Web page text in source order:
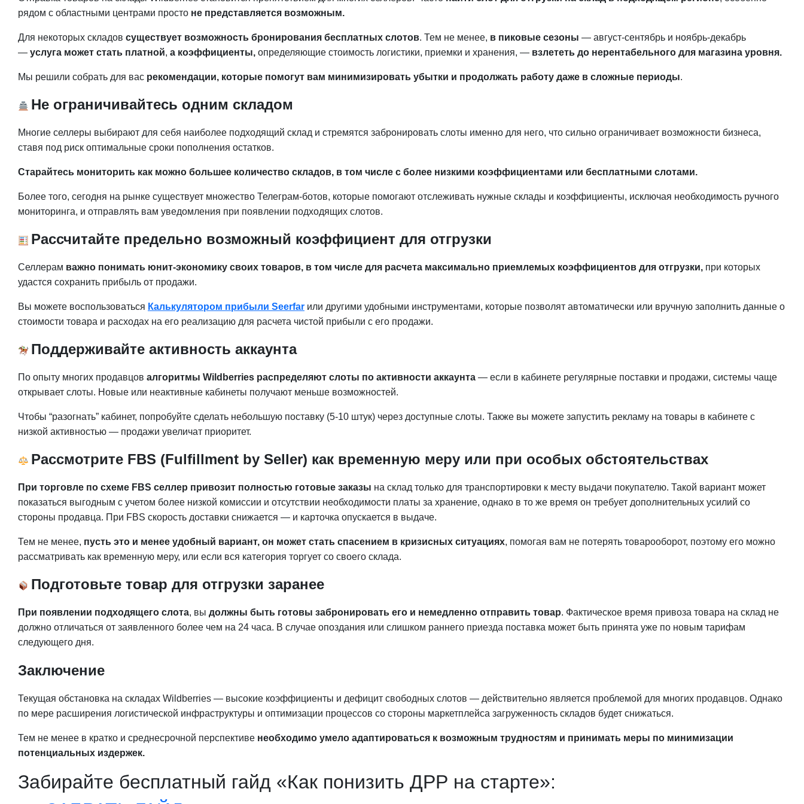
рядом с областными центрами просто не представляется возможным.
Для некоторых складов существует возможность бронирования бесплатных слотов. Тем не менее, в пиковые сезоны — август-сентябрь и ноябрь-декабрь
— услуга может стать платной, а коэффициенты, определяющие стоимость логистики, приемки и хранения, — взлететь до нерентабельного для магазина уровня.
Мы решили собрать для вас рекомендации, которые помогут вам минимизировать убытки и продолжать работу даже в сложные периоды.
Не ограничивайтесь одним складом
Многие селлеры выбирают для себя наиболее подходящий склад и стремятся забронировать слоты именно для него, что сильно ограничивает возможности бизнеса,
ставя под риск оптимальные сроки пополнения остатков.
Старайтесь мониторить как можно большее количество складов, в том числе с более низкими коэффициентами или бесплатными слотами.
Более того, сегодня на рынке существует множество Телеграм-ботов, которые помогают отслеживать нужные склады и коэффициенты, исключая необходимость ручного
мониторинга, и отправлять вам уведомления при появлении подходящих слотов.
Рассчитайте предельно возможный коэффициент для отгрузки
Селлерам важно понимать юнит-экономику своих товаров, в том числе для расчета максимально приемлемых коэффициентов для отгрузки, при которых
удастся сохранить прибыль от продажи.
Вы можете воспользоваться Калькулятором прибыли Seerfar или другими удобными инструментами, которые позволят автоматически или вручную заполнить данные о
стоимости товара и расходах на его реализацию для расчета чистой прибыли с его продажи.
Поддерживайте активность аккаунта
По опыту многих продавцов алгоритмы Wildberries распределяют слоты по активности аккаунта — если в кабинете регулярные поставки и продажи, системы чаще
открывает слоты. Новые или неактивные кабинеты получают меньше возможностей.
Чтобы “разогнать” кабинет, попробуйте сделать небольшую поставку (5-10 штук) через доступные слоты. Также вы можете запустить рекламу на товары в кабинете с
низкой активностью — продажи увеличат приоритет.
Рассмотрите FBS (Fulfillment by Seller) как временную меру или при особых обстоятельствах
При торговле по схеме FBS селлер привозит полностью готовые заказы на склад только для транспортировки к месту выдачи покупателю. Такой вариант может
показаться выгодным с учетом более низкой комиссии и отсутствии необходимости платы за хранение, однако в то же время он требует дополнительных усилий со
стороны продавца. При FBS скорость доставки снижается — и карточка опускается в выдаче.
Тем не менее, пусть это и менее удобный вариант, он может стать спасением в кризисных ситуациях, помогая вам не потерять товарооборот, поэтому его можно
рассматривать как временную меру, или если вся категория торгует со своего склада.
Подготовьте товар для отгрузки заранее
При появлении подходящего слота, вы должны быть готовы забронировать его и немедленно отправить товар. Фактическое время привоза товара на склад не
должно отличаться от заявленного более чем на 24 часа. В случае опоздания или слишком раннего приезда поставка может быть принята уже по новым тарифам
следующего дня.
Заключение
Текущая обстановка на складах Wildberries — высокие коэффициенты и дефицит свободных слотов — действительно является проблемой для многих продавцов. Однако
по мере расширения логистической инфраструктуры и оптимизации процессов со стороны маркетплейса загруженность складов будет снижаться.
Тем не менее в кратко и среднесрочной перспективе необходимо умело адаптироваться к возможным трудностям и принимать меры по минимизации
потенциальных издержек.
Забирайте бесплатный гайд «Как понизить ДРР на старте»: